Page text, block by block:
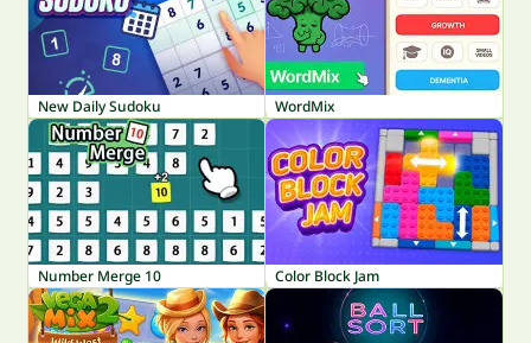
New Daily Sudoku WordMix
Number Merge 10 Color Block Jam